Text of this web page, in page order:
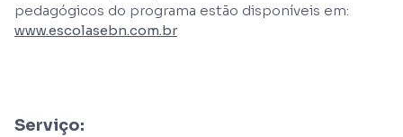
pedagógicos do programa estão disponíveis em:
www.escolasebn.com.br
Serviço: